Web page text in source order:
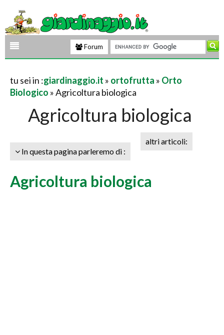
Forum
tu sei in :giardinaggio.it » ortofrutta » Orto
Biologico » Agricoltura biologica
Agricoltura biologica
In questa pagina parleremo di :
altri articoli:
Agricoltura biologica